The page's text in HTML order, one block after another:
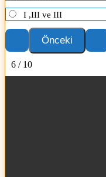
I ,III ve III
6 / 10